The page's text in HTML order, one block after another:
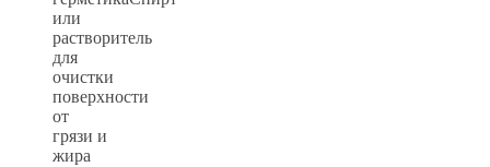
или
растворитель
для
очистки
поверхности
от
грязи и
жира